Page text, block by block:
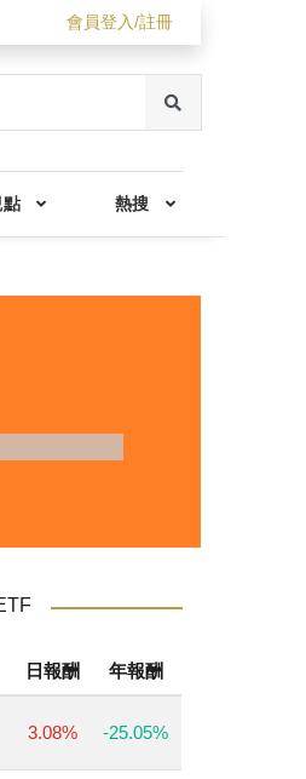
會員登入/註冊
點 熱搜
日報酬 年報酬
3.08% -25.05%